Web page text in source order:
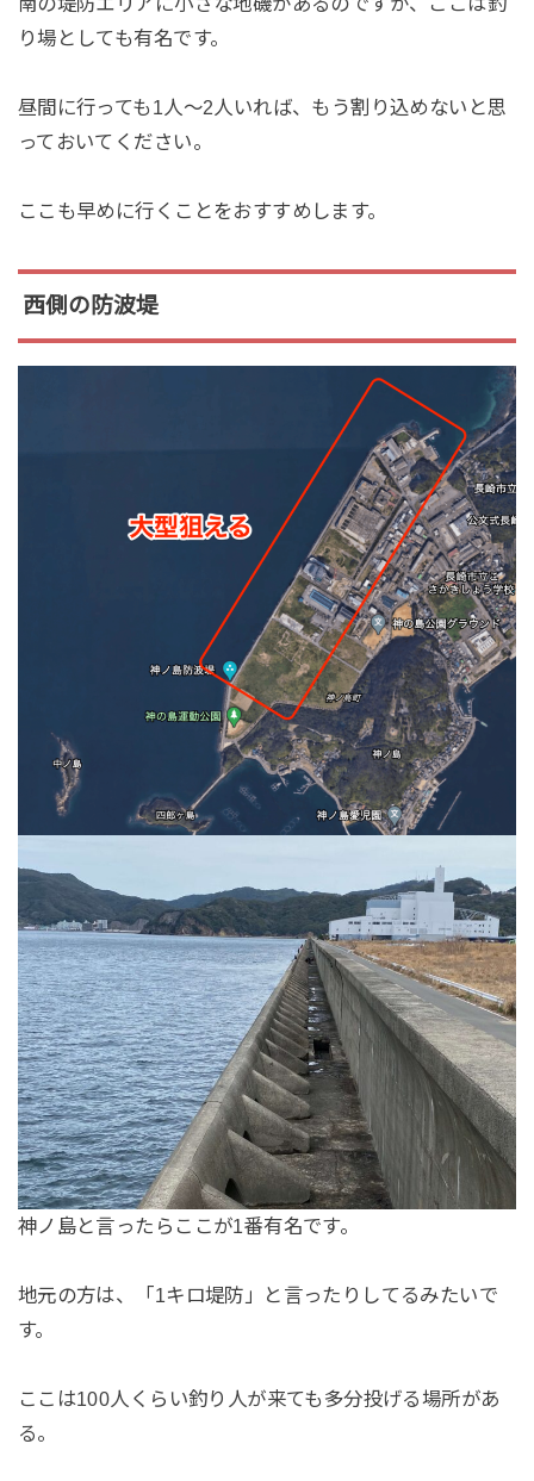
り場としても有名です。
昼間に行っても1人〜2人いれば、もう割り込めないと思
っておいてください。
ここも早めに行くことをおすすめします。
西側の防波堤
神ノ島と言ったらここが1番有名です。
地元の方は、「1キロ堤防」と言ったりしてるみたいで
す。
ここは100人くらい釣り人が来ても多分投げる場所があ
る。